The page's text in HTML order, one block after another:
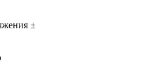
±